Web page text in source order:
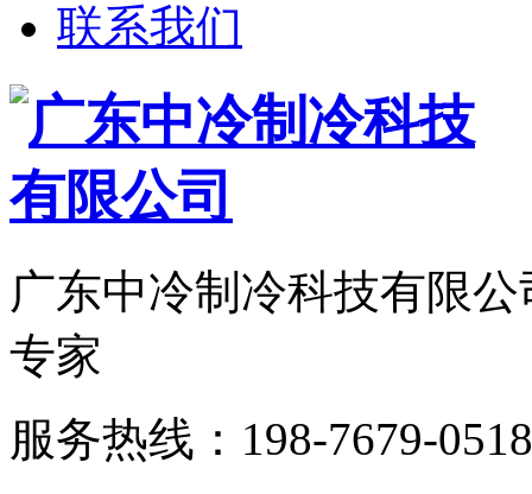
联系我们
广东中冷制冷科技有限公
专家
服务热线： 198-7679-0518